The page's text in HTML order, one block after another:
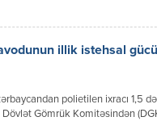
cü ilin avqust ayında
illik istehsal
polietilen ixracı 1,5
Gömrük Komitəsindən